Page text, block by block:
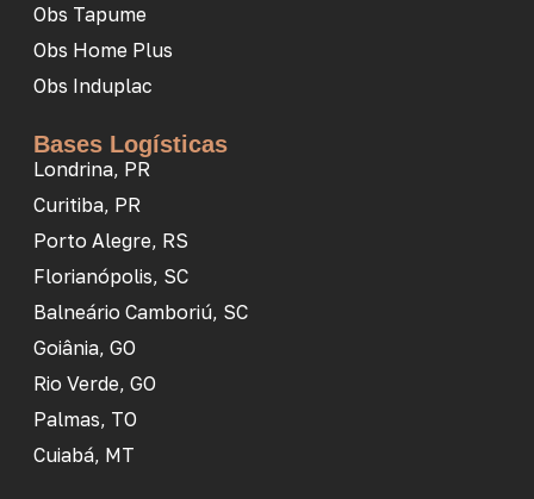
Obs Tapume
Obs Home Plus
Obs Induplac
Bases Logísticas
Londrina, PR
Curitiba, PR
Porto Alegre, RS
Florianópolis, SC
Balneário Camboriú, SC
Goiânia, GO
Rio Verde, GO
Palmas, TO
Cuiabá, MT